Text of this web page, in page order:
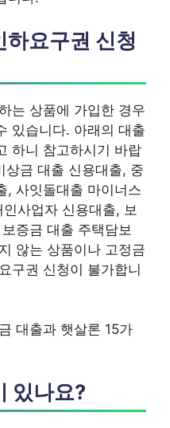
요구권 신청
는 상품에 가입한 경우
있습니다. 아래의 대출
하니 참고하시기 바랍
상금 대출 신용대출, 중
, 사잇돌대출 마이너스
사업자 신용대출, 보
증금 대출 주택담보
않는 상품이나 고정금
구권 신청이 불가합니
대출과 햇살론 15가
있나요?